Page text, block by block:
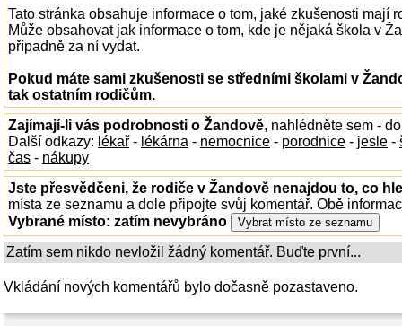
Tato stránka obsahuje informace o tom, jaké zkušenosti mají
Může obsahovat jak informace o tom, kde je nějaká škola v
případně za ní vydat.
Pokud máte sami zkušenosti se středními školami v
tak ostatním rodičům.
Zajímají-li vás podrobnosti o Žandově, nahlédněte sem -
Další odkazy: lékař - lékárna - nemocnice - porodnice - jesle -
čas - nákupy
Jste přesvědčeni, že rodiče v Žandově nenajdou to, co
místa ze seznamu a dole připojte svůj komentář. Obě
Vybrané místo: zatím nevybráno
Zatím sem nikdo nevložil žádný komentář. Buďte první...
Vkládání nových komentářů bylo dočasně pozastaveno.